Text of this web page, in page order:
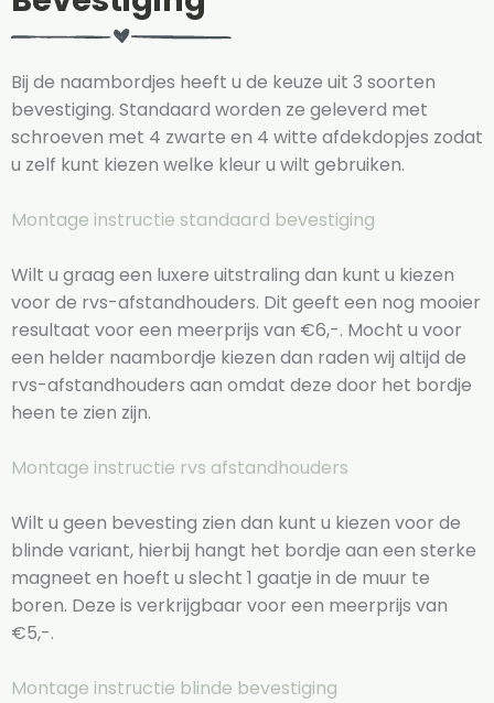
Bij de naambordjes heeft u de keuze uit 3 soorten
bevestiging. Standaard worden ze geleverd met
schroeven met 4 zwarte en 4 witte afdekdopjes zodat
u zelf kunt kiezen welke kleur u wilt gebruiken.
Montage instructie standaard bevestiging
Wilt u graag een luxere uitstraling dan kunt u kiezen
voor de rvs-afstandhouders. Dit geeft een nog mooier
resultaat voor een meerprijs van €6,-. Mocht u voor
een helder naambordje kiezen dan raden wij altijd de
rvs-afstandhouders aan omdat deze door het bordje
heen te zien zijn.
Montage instructie rvs afstandhouders
Wilt u geen bevesting zien dan kunt u kiezen voor de
blinde variant, hierbij hangt het bordje aan een sterke
magneet en hoeft u slecht 1 gaatje in de muur te
boren. Deze is verkrijgbaar voor een meerprijs van
€5,-.
Montage instructie blinde bevestiging